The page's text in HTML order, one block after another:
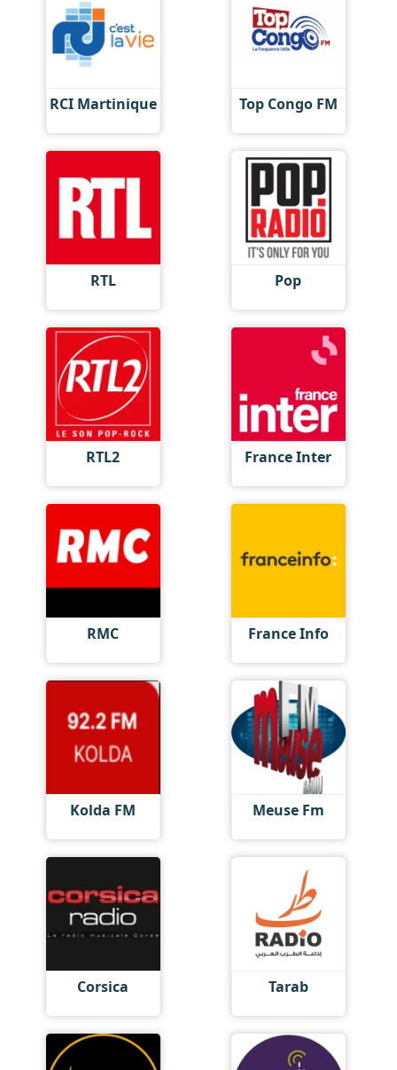
RCI Martinique Top Congo FM
RTL Pop
RTL2 France Inter
RMC France Info
Kolda FM Meuse Fm
Corsica Tarab